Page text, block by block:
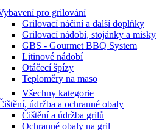
pro grilování
Grilovací náčiní a další doplňky
Grilovací nádobí, stojánky a misky
GBS - Gourmet BBQ System
Litinové nádobí
Otáčecí špízy
Teploměry na maso
Všechny kategorie
údržba a ochranné obaly
Čištění a údržba grilů
Ochranné obaly na gril